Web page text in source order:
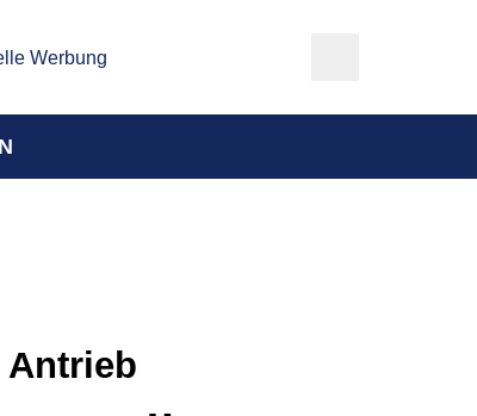
Werbung